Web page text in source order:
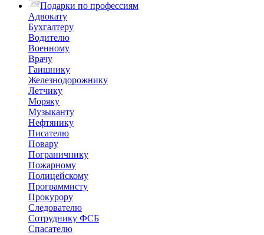
Подарки по профессиям
Адвокату
Бухгалтеру
Водителю
Военному
Врачу
Гаишнику
Железнодорожнику
Летчику
Моряку
Музыканту
Нефтянику
Писателю
Повару
Пограничнику
Пожарному
Полицейскому
Программисту
Прокурору
Следователю
Сотруднику ФСБ
Спасателю